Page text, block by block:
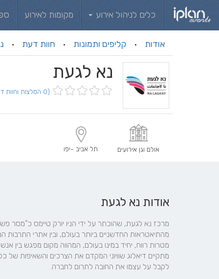
כלים לניהול אירוע מקומות לאירוע
אודות · קליפים ותמונות · חוות דעת ·
נא לגעת
(0 המלצות וחוות דעת)
אולם וגן אירועים תל אביב -יפו
אודות נא לגעת